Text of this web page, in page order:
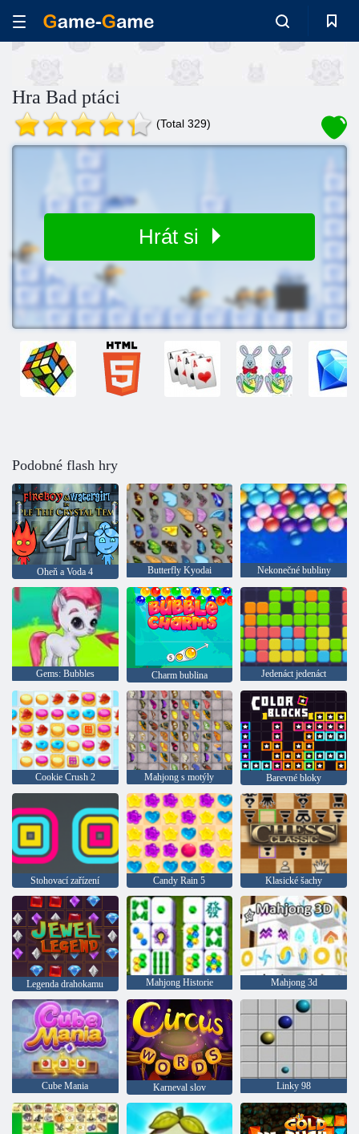
Hra Bad ptáci
(Total 329)
Hrát si
Podobné flash hry
Oheň a Voda 4 Butterfly Kyodai Nekonečné bubliny
Gems: Bubbles Charm bublina Jedenáct jedenáct
Cookie Crush 2 Mahjong s motýly Barevné bloky
Stohovací zařízení Candy Rain 5 Klasické šachy
Legenda drahokamu Mahjong Historie Mahjong 3d
Cube Mania Karneval slov Linky 98